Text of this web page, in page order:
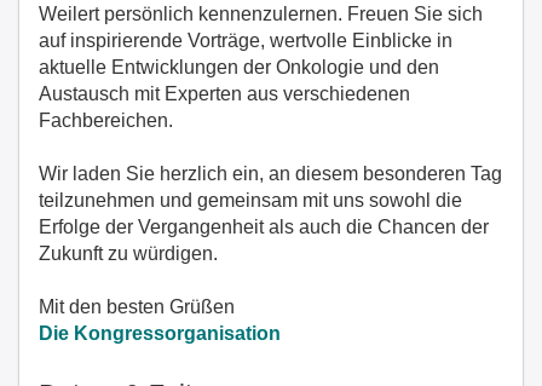
Weilert persönlich kennenzulernen. Freuen Sie sich
auf inspirierende Vorträge, wertvolle Einblicke in
aktuelle Entwicklungen der Onkologie und den
Austausch mit Experten aus verschiedenen
Fachbereichen.
Wir laden Sie herzlich ein, an diesem besonderen Tag
teilzunehmen und gemeinsam mit uns sowohl die
Erfolge der Vergangenheit als auch die Chancen der
Zukunft zu würdigen.
Mit den besten Grüßen
Die Kongressorganisation